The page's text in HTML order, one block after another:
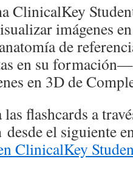
ClinicalKey
imágenes
de
en su
en 3D de
las flashcards a
desde el siguiente
ClinicalKey